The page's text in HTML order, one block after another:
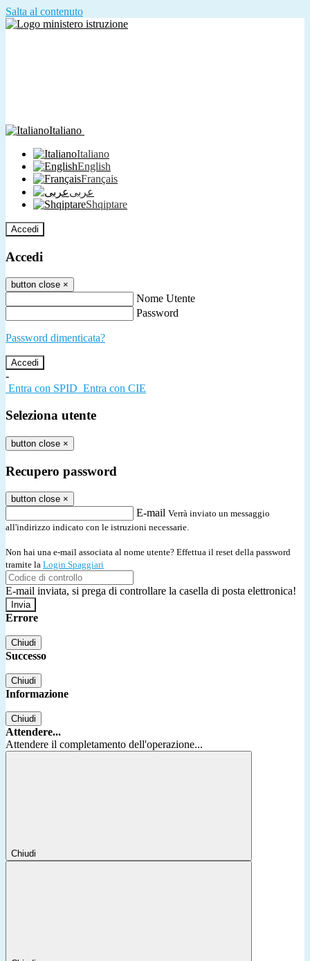
Salta al contenuto
Italiano
Italiano
English
Français
عربى
Shqiptare
Accedi
Accedi
button close ×
Nome Utente
Password
Password dimenticata?
-
Entra con SPID Entra con CIE
Seleziona utente
button close ×
Recupero password
button close ×
E-mail Verrà inviato un messaggio
all'indirizzo indicato con le istruzioni necessarie.
Non hai una e-mail associata al nome utente? Effettua il reset della password
tramite la Login Spaggiari
E-mail inviata, si prega di controllare la casella di posta elettronica!
Errore
Chiudi
Successo
Chiudi
Informazione
Chiudi
Attendere...
Attendere il completamento dell'operazione...
Chiudi